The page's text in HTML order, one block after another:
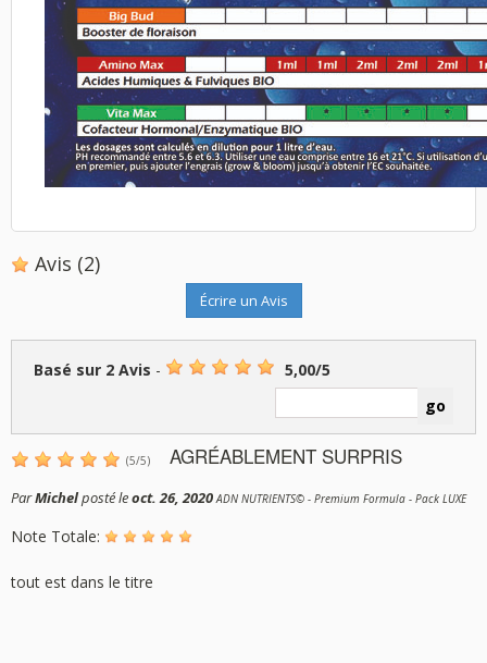
Avis (2)
Écrire un Avis
Basé sur 2 Avis - 5,00/5
(5/5) AGRÉABLEMENT SURPRIS
ParMichelposté leoct. 26, 2020 ADN NUTRIENTS© - Premium Formula - Pack LUXE
Note Totale:
tout est dans le titre